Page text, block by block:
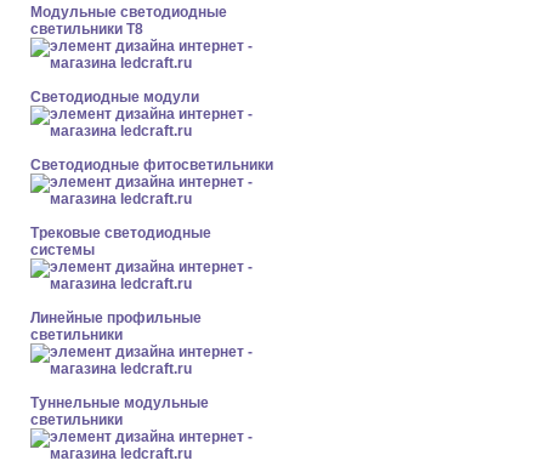
Модульные светодиодные
светильники Т8
Светодиодные модули
Светодиодные фитосветильники
Трековые светодиодные
системы
Линейные профильные
светильники
Туннельные модульные
светильники